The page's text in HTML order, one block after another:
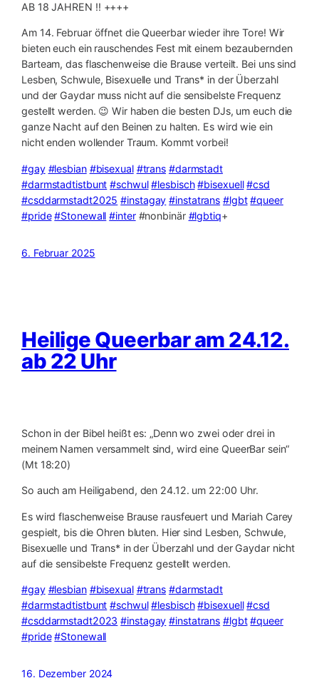
AB 18 JAHREN ‼️ ++++
Am 14. Februar öffnet die Queerbar wieder ihre Tore! Wir
bieten euch ein rauschendes Fest mit einem bezaubernden
Barteam, das flaschenweise die Brause verteilt. Bei uns sind
Lesben, Schwule, Bisexuelle und Trans* in der Überzahl
und der Gaydar muss nicht auf die sensibelste Frequenz
gestellt werden. 😉 Wir haben die besten DJs, um euch die
ganze Nacht auf den Beinen zu halten. Es wird wie ein
nicht enden wollender Traum. Kommt vorbei!
#gay #lesbian #bisexual #trans #darmstadt
#darmstadtistbunt #schwul #lesbisch #bisexuell #csd
#csddarmstadt2025 #instagay #instatrans #lgbt #queer
#pride #Stonewall #inter#nonbinär #lgbtiq+
6. Februar 2025
Heilige Queerbar am 24.12.
ab 22 Uhr
Schon in der Bibel heißt es: „Denn wo zwei oder drei in
meinem Namen versammelt sind, wird eine QueerBar sein“
(Mt 18:20)
So auch am Heiligabend, den 24.12. um 22:00 Uhr.
Es wird flaschenweise Brause rausfeuert und Mariah Carey
gespielt, bis die Ohren bluten. Hier sind Lesben, Schwule,
Bisexuelle und Trans* in der Überzahl und der Gaydar nicht
auf die sensibelste Frequenz gestellt werden.
#gay #lesbian #bisexual #trans #darmstadt
#darmstadtistbunt #schwul #lesbisch #bisexuell #csd
#csddarmstadt2023 #instagay #instatrans #lgbt #queer
#pride #Stonewall
16. Dezember 2024